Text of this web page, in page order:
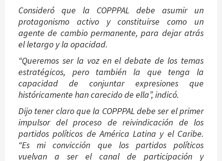
Consideró que la COPPPAL debe asumir un
protagonismo activo y constituirse como un
agente de cambio permanente, para dejar atrás
el letargo y la opacidad.
“Queremos ser la voz en el debate de los temas
estratégicos, pero también la que tenga la
capacidad de conjuntar expresiones que
históricamente han carecido de ella”, indicó.
Dijo tener claro que la COPPPAL debe ser el primer
impulsor del proceso de reivindicación de los
partidos políticos de América Latina y el Caribe.
“Es mi convicción que los partidos políticos
vuelvan a ser el canal de participación y